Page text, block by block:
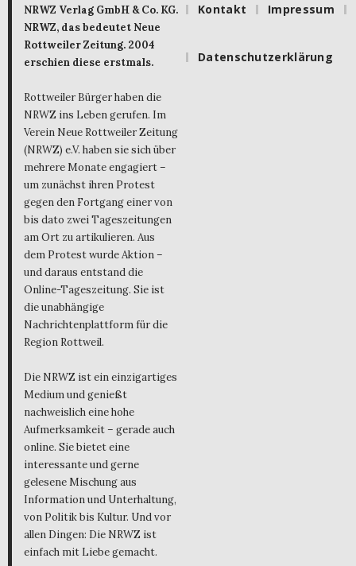
NRWZ Verlag GmbH & Co. KG.
NRWZ, das bedeutet Neue
Rottweiler Zeitung. 2004
erschien diese erstmals.
Rottweiler Bürger haben die
NRWZ ins Leben gerufen. Im
Verein Neue Rottweiler Zeitung
(NRWZ) e.V. haben sie sich über
mehrere Monate engagiert –
um zunächst ihren Protest
gegen den Fortgang einer von
bis dato zwei Tageszeitungen
am Ort zu artikulieren. Aus
dem Protest wurde Aktion –
und daraus entstand die
Online-Tageszeitung. Sie ist
die unabhängige
Nachrichtenplattform für die
Region Rottweil.
Die NRWZ ist ein einzigartiges
Medium und genießt
nachweislich eine hohe
Aufmerksamkeit – gerade auch
online. Sie bietet eine
interessante und gerne
gelesene Mischung aus
Information und Unterhaltung,
von Politik bis Kultur. Und vor
allen Dingen: Die NRWZ ist
einfach mit Liebe gemacht.
Kontakt Impressum
Datenschutzerklärung